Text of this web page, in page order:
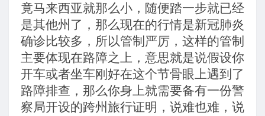
竟马来西亚就那么小，随便踏一步就已经
是其他州了，那么现在的行情是新冠肺炎
确诊比较多，所以管制严厉，这样的管制
主要体现在路障之上，意思就是说假设你
开车或者坐车刚好在这个节骨眼上遇到了
路障排查，那么你身上就需要备有一份警
察局开设的跨州旅行证明，说难也难，说